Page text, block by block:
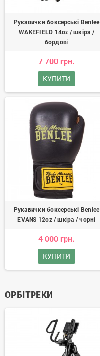
Рукавички боксерські Benlee
WAKEFIELD 14oz / шкіра /
бордові
7 700 грн.
КУПИТИ
Рукавички боксерські Benlee
EVANS 12oz / шкіра / чорні
4 000 грн.
КУПИТИ
ОРБІТРЕКИ